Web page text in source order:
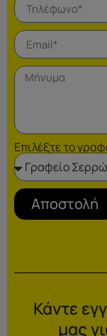
Επιλέξτε το
Αποστολή
Κάντε
μας